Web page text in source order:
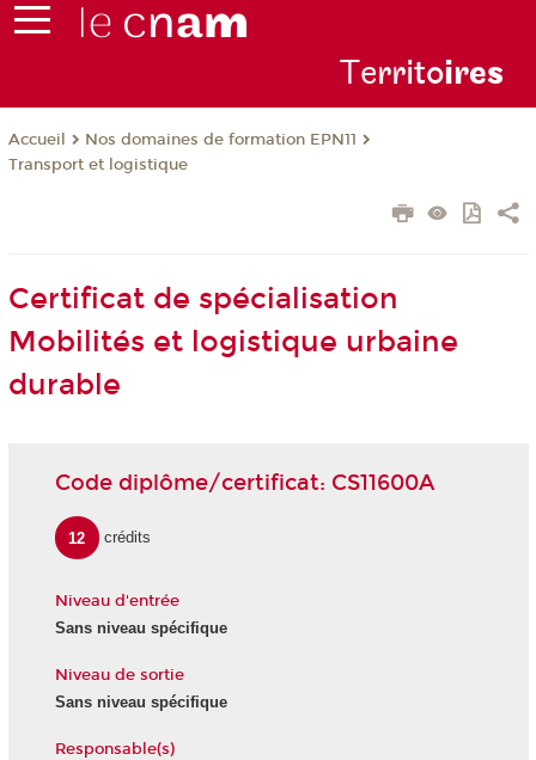
Territoires
Accueil
Nos domaines de formation EPN11
Transport et logistique
Certificat de spécialisation
Mobilités et logistique urbaine
durable
Code diplôme/certificat: CS11600A
12 crédits
Niveau d'entrée
Sans niveau spécifique
Niveau de sortie
Sans niveau spécifique
Responsable(s)